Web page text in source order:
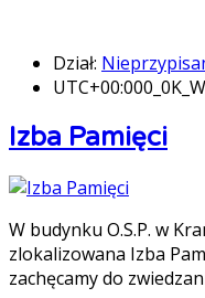
Dział:
Izba Pamięci
W budynku O.S.P. w
zlokalizowana Izba
zachęcamy do